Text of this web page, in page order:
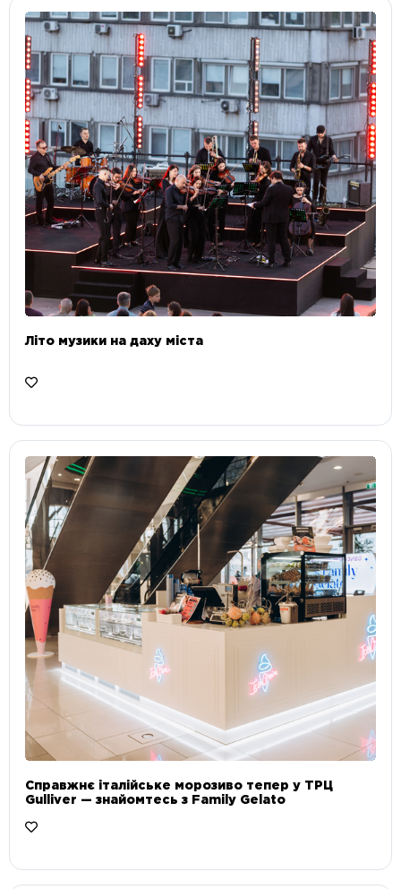
Літо музики на даху міста
Справжнє італійське морозиво тепер у ТРЦ
Gulliver — знайомтесь з Family Gelato